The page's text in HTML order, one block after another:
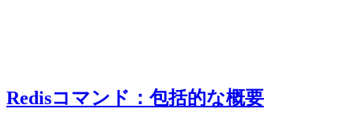
Redisコマンド：包括的な概要